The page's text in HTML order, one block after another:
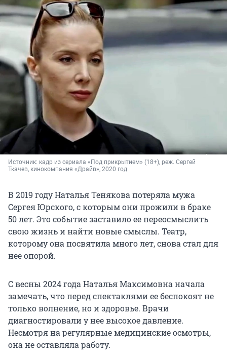
Источник: кадр из сериала «Под прикрытием» (18+), реж. Сергей
Ткачев, кинокомпания «Драйв», 2020 год
В 2019 году Наталья Тенякова потеряла мужа
Сергея Юрского, с которым они прожили в браке
50 лет. Это событие заставило ее переосмыслить
свою жизнь и найти новые смыслы. Театр,
которому она посвятила много лет, снова стал для
нее опорой.
С весны 2024 года Наталья Максимовна начала
замечать, что перед спектаклями ее беспокоят не
только волнение, но и здоровье. Врачи
диагностировали у нее высокое давление.
Несмотря на регулярные медицинские осмотры,
она не оставляла работу.